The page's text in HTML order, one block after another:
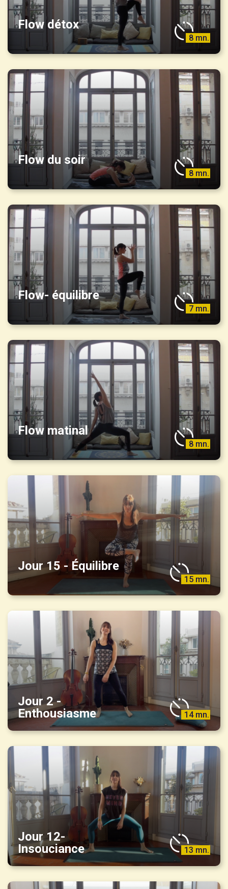
Flow détox
8 mn.
Flow du soir
8 mn.
Flow- équilibre
7 mn.
Flow matinal
8 mn.
Jour 15 - Équilibre
15 mn.
Jour 2 -
Enthousiasme
14 mn.
Jour 12-
Insouciance
13 mn.